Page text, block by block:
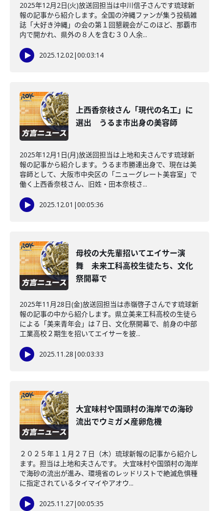
2025年12月2日(火)放送回担当は中川信子さんです琉球新
報の記事から紹介します。全国の沖縄ファンが集う投稿雑
誌「大好き沖縄」の会の第１回懇親会がこのほど、那覇市
内で開かれ、県外の８人を含む３０人余...
2025.12.02|00:03:14
上西香奈枝さん「現代の名工」に
選出 うるま市出身の美容師
2025年12月1日(月)放送回担当は上地和夫さんです琉球新
報の記事から紹介します。うるま市勝連出身で、現在は美
容師として、大阪市中央区の「ニューグレート美容室」で
働く上西香奈枝さん、旧姓・田本奈枝さ...
2025.12.01 |00:05:36
母校の大先輩招いてエイサー演
舞 未来工科高校生徒たち、文化
祭開幕で
2025年11月28日(金)放送回担当は赤嶺啓子さんです琉球新
報の記事の中から紹介します。県立美来工科高校の生徒ら
による「美来青年会」は７日、文化祭開幕で、前身の中部
工業高校２期生を招いてエイサーを披...
2025.11.28 |00:03:33
大宜味村や国頭村の海岸での海砂
流出でウミガメ産卵危機
２０２５年１１月２７日（木）琉球新報の記事から紹介し
ます。担当は上地和夫さんです。 大宜味村や国頭村の海岸
で海砂の流出が進み、環境省のレッドリストで絶滅危惧種
に指定されているタイマイやアオウ...
2025.11.27|00:05:35